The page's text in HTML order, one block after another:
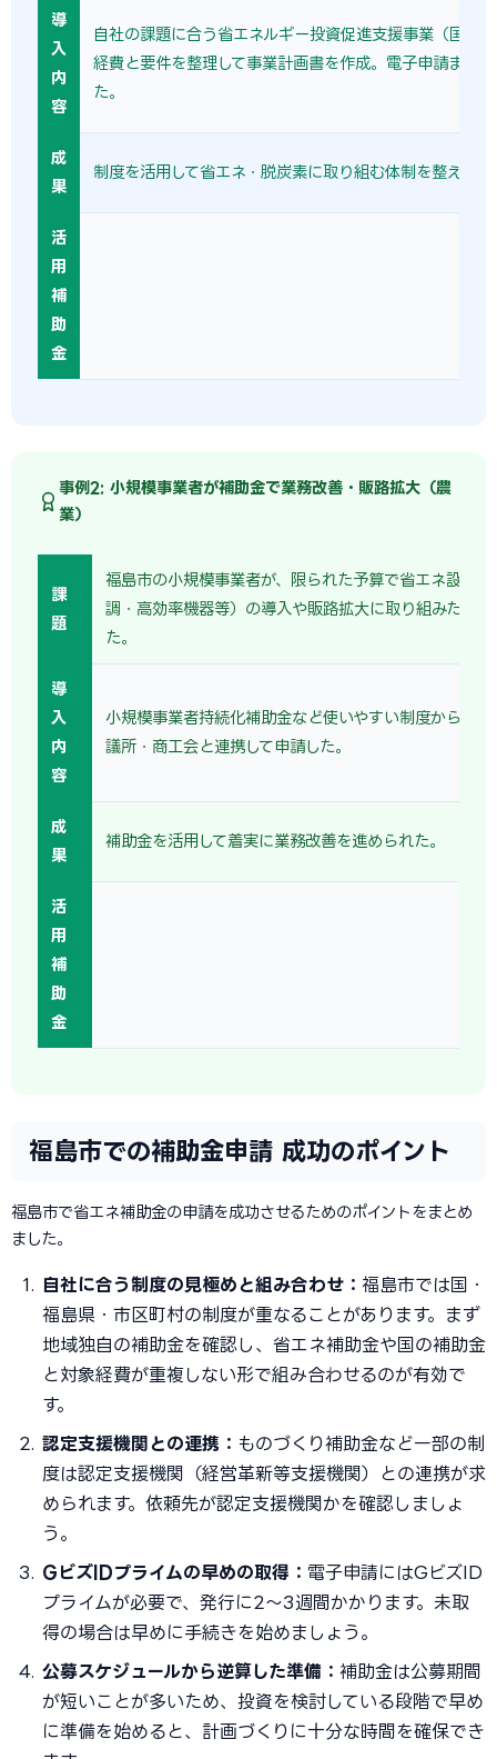
導
入
内
容
自社の課題に合う省エネルギー投資促進支援事業（国）
経費と要件を整理して事業計画書を作成。電子申請まで
た。
成
果
制度を活用して省エネ・脱炭素に取り組む体制を整えられ
活
用
補
助
金
事例2: 小規模事業者が補助金で業務改善・販路拡大（農
業）
課
題
福島市の小規模事業者が、限られた予算で省エネ設備
調・高効率機器等）の導入や販路拡大に取り組みたいと
た。
導
入
内
容
小規模事業者持続化補助金など使いやすい制度から着
議所・商工会と連携して申請した。
成
果
補助金を活用して着実に業務改善を進められた。
活
用
補
助
金
福島市での補助金申請 成功のポイント
福島市で省エネ補助金の申請を成功させるためのポイントをまとめ
ました。
自社に合う制度の見極めと組み合わせ： 福島市では国・
福島県・市区町村の制度が重なることがあります。まず
地域独自の補助金を確認し、省エネ補助金や国の補助金
と対象経費が重複しない形で組み合わせるのが有効で
す。
認定支援機関との連携： ものづくり補助金など一部の制
度は認定支援機関（経営革新等支援機関）との連携が求
められます。依頼先が認定支援機関かを確認しましょ
う。
GビズIDプライムの早めの取得： 電子申請にはGビズID
プライムが必要で、発行に2〜3週間かかります。未取
得の場合は早めに手続きを始めましょう。
公募スケジュールから逆算した準備： 補助金は公募期間
が短いことが多いため、投資を検討している段階で早め
に準備を始めると、計画づくりに十分な時間を確保でき